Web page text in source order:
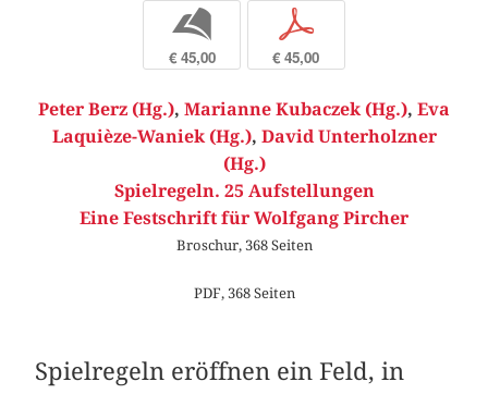
b
€ 45,00
p
€ 45,00
Peter Berz (Hg.), Marianne Kubaczek (Hg.), Eva
Laquièze-Waniek (Hg.), David Unterholzner
(Hg.)
Spielregeln. 25 Aufstellungen
Eine Festschrift für Wolfgang Pircher
Broschur, 368 Seiten
PDF, 368 Seiten
Spielregeln eröffnen ein Feld, in